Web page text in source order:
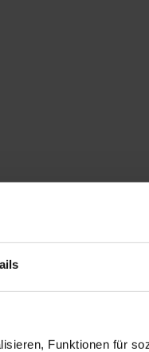
Funktionen für